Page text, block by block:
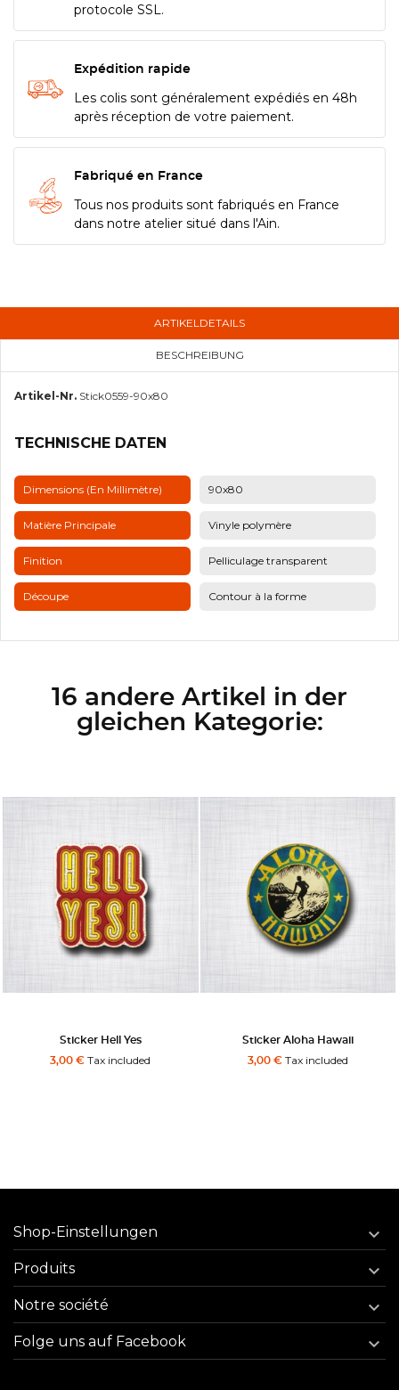
protocole SSL.
Expédition rapide
Les colis sont généralement expédiés en 48h
après réception de votre paiement.
Fabriqué en France
Tous nos produits sont fabriqués en France
dans notre atelier situé dans l'Ain.
ARTIKELDETAILS
BESCHREIBUNG
Artikel-Nr. Stick0559-90x80
TECHNISCHE DATEN
Dimensions (en Millimètre) 90x80
Matière Principale Vinyle polymère
Finition Pelliculage transparent
Découpe Contour à la forme
16 andere Artikel in der
gleichen Kategorie:
Sticker Hell Yes
3,00 € Tax included
Sticker Aloha Hawaii
3,00 €Tax included
Shop-Einstellungen 
Produits 
Notre société 
Folge uns auf Facebook 